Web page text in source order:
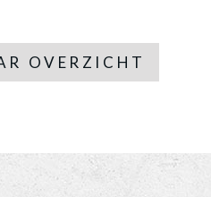
OVERZICHT